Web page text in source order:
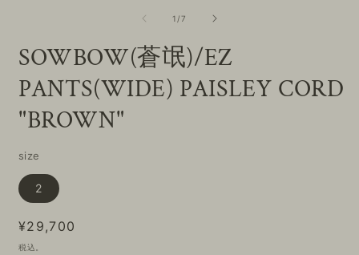
で
メ
デ
ィ
ア
開
1 /の
7
SOWBOW(蒼氓)/EZ
PANTS(WIDE) PAISLEY CORD
"BROWN"
size
2
通
常
¥29,700
税込。